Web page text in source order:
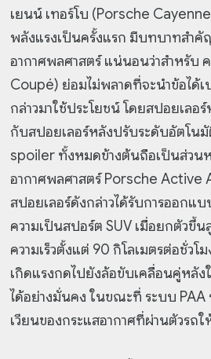
เยนน์ เทอร์โบ (Porsche
พลังแรงเป็นครั้งแรก มีบทบาทสำคั
อากาศพลศาสตร์ แน่นอนว่าสำหรับ
Coupé) ย่อมไม่พลาดที่จะนำข้อได้
กล่าวมาใช้ประโยชน์ โดยสปอยเลอ
กับสปอยเลอร์หลังปรับระดับอัตโน
spoiler ทั้งหมดข้างต้นถือเป็นส่วน
อากาศพลศาสตร์ Porsche Active
สปอยเลอร์ดังกล่าวได้รับการออกแ
ความเป็นสปอร์ต SUV เมื่อยกตัวขึ้น
ความเร็วตั้งแต่ 90 กิโลเมตรต่อชั่วโ
เกิดแรงกดไปยังล้อขับเคลื่อนคู่หลั
ได้อย่างมั่นคง ในขณะที่ ระบบ PAA
เวียนของกระแสอากาศที่ผ่านตัวรถ